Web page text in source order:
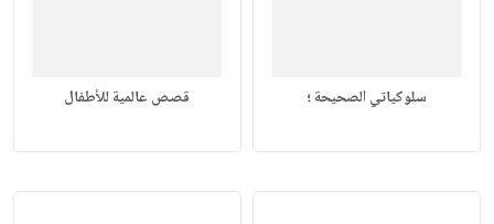
سلوكياتي الصحيحة ؛ قصص عالمية للأطفال